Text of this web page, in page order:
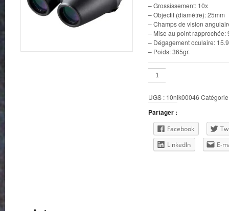
– Grossissement: 10x
– Objectif (diamètre): 25mm
– Champs de vision
– Mise au point rapprochée:
– Dégagement oculaire:
– Poids: 365gr.
quantité
de
10x25
Travelite
UGS : 10nik00046
Partager :
Facebook
LinkedIn
E-